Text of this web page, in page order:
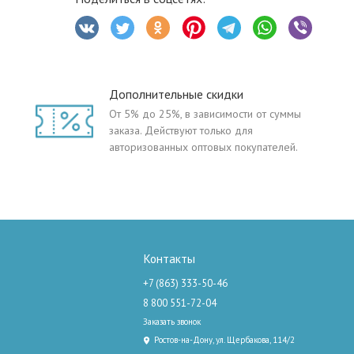
Дополнительные скидки
От 5% до 25%, в зависимости от суммы
заказа. Действуют только для
авторизованных оптовых покупателей.
Контакты
+7 (863) 333-50-46
8 800 551-72-04
Заказать звонок
Ростов-на-Дону, ул. Щербакова, 114/2